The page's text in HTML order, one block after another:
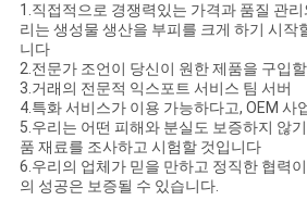
1.직접적으로 경쟁력있는 가격과 품질 관
리는 생성물 생산을 부피를 크게 하기 시작
니다
2.전문가 조언이 당신이 원한 제품을 구입
3.거래의 전문적 익스포트 서비스 팀 서버
4.특화 서비스가 이용 가능하다고, OEM 사
5.우리는 어떤 피해와 분실도 보증하지 않
품 재료를 조사하고 시험할 것입니다
6.우리의 업체가 믿을 만하고 정직한 협력
의 성공은 보증될 수 있습니다.